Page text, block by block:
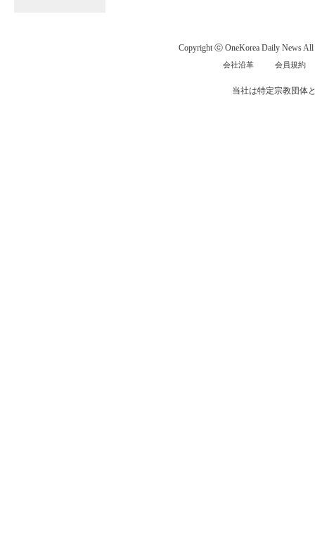
Copyright ⓒ OneKorea Daily News All
会社沿革 会員規約
当社は特定宗教団体